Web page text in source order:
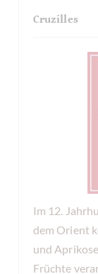
Cruzilles
Im 12.
dem Orient
und
Früchte